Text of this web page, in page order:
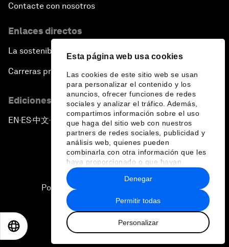
Esta página web usa cookies
Las cookies de este sitio web se usan
para personalizar el contenido y los
anuncios, ofrecer funciones de redes
sociales y analizar el tráfico. Además,
compartimos información sobre el uso
que haga del sitio web con nuestros
partners de redes sociales, publicidad y
análisis web, quienes pueden
combinarla con otra información que les
haya proporcionado o que hayan
recopilado a partir del uso que haya
hecho de sus servicios.
Permitir todas
Personalizar
Denegar
Contacte con nosotros
Enlaces directos
La sostenibilidad en el Foro
Carreras profesionales
Ediciones en otros idiomas
EN ▪ES▪中文▪ 日本語
Política de privacidad y normas de uso
Sitemap
2026 Foro Económico Mundial